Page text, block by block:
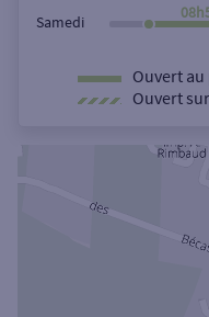
Samedi
Ouvert
Ouvert